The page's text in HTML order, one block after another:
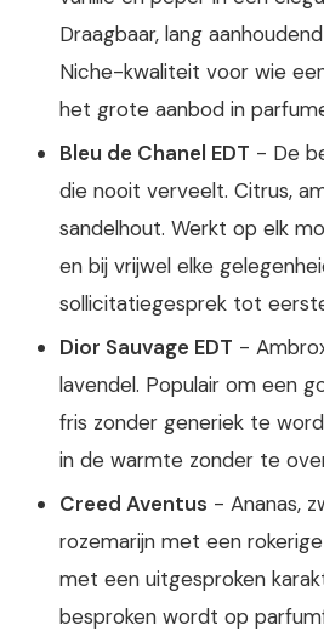
Draagbaar, lang
Niche-kwaliteit voor wie
het grote aanbod in
Bleu de Chanel EDT - De
die nooit verveelt. Citrus,
sandelhout. Werkt op elk
en bij vrijwel elke
sollicitatiegesprek tot
Dior Sauvage EDT -
lavendel. Populair om een
fris zonder generiek te
in de warmte zonder te
Creed Aventus - Ananas,
rozemarijn met een
met een uitgesproken
besproken wordt op